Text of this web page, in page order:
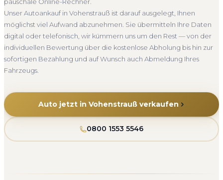
Unser Autoankauf in Vohenstrauß ist darauf ausgelegt, Ihnen
möglichst viel Aufwand abzunehmen. Sie übermitteln Ihre Daten
digital oder telefonisch, wir kümmern uns um den Rest — von der
individuellen Bewertung über die kostenlose Abholung bis hin zur
sofortigen Bezahlung und auf Wunsch auch Abmeldung Ihres
Fahrzeugs.
Auto jetzt in Vohenstrauß verkaufen
0800 1553 5546